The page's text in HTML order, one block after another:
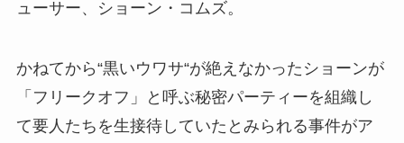
ューサー、ショーン・コムズ。
かねてから“黒いウワサ“が絶えなかったショーンが
「フリークオフ」と呼ぶ秘密パーティーを組織し
て要人たちを生接待していたとみられる事件がア